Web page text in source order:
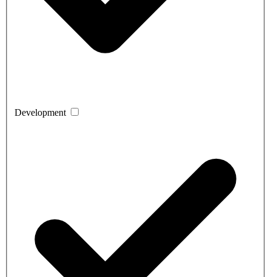
Development